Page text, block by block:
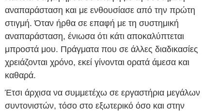
αναπαράσταση και με ενθουσίασε από την πρώτη
στιγμή. Όταν ήρθα σε επαφή με τη συστημική
αναπαράσταση, ένιωσα ότι κάτι αποκαλύπτεται
μπροστά μου. Πράγματα που σε άλλες διαδικασίες
χρειάζονται χρόνο, εκεί γίνονται ορατά άμεσα και
καθαρά.
Έτσι άρχισα να συμμετέχω σε εργαστήρια μεγάλων
συντονιστών, τόσο στο εξωτερικό όσο και στην